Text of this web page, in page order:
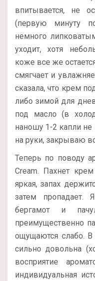
впитывается, не
(первую минуту
немного
уходит, хотя
коже все же
смягчает и
сказала, что крем
либо зимой для
под масло (в
наношу 1-2 капли
на руки, закрываю
Теперь по поводу
Cream. Пахнет
яркая, запах
затем
бергамот и
преимущественно
ощущаются слабо.
сильно довольна
восприятие
индивидуальная